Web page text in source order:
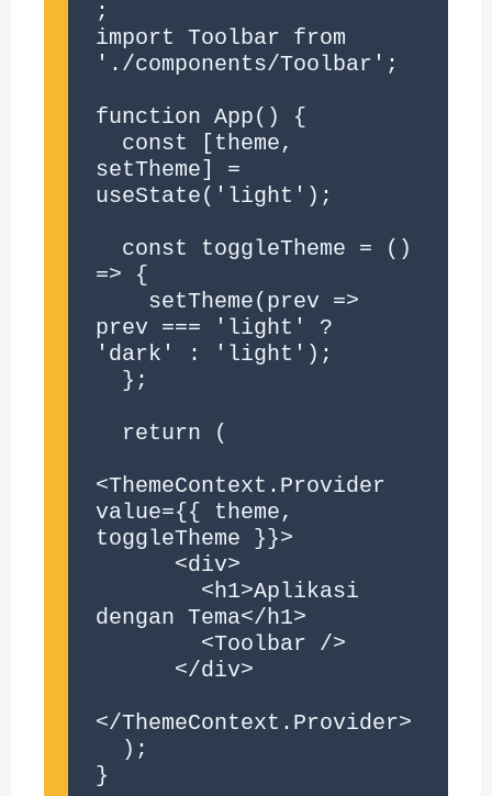
;
import Toolbar from
'./components/Toolbar';
function App() {
setTheme] =
useState('light');
=> {
prev === 'light' ?
'dark' : 'light');
<ThemeContext.Provider
value={{ theme,
toggleTheme }}>
dengan Tema</h1>
</ThemeContext.Provider>
}